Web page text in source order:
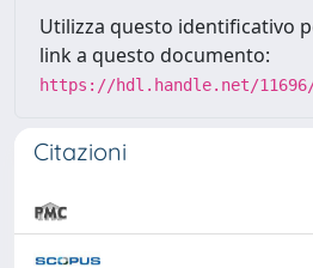
Utilizza questo identificativo
link a questo documento:
https://hdl.handle.net/11696/
Citazioni